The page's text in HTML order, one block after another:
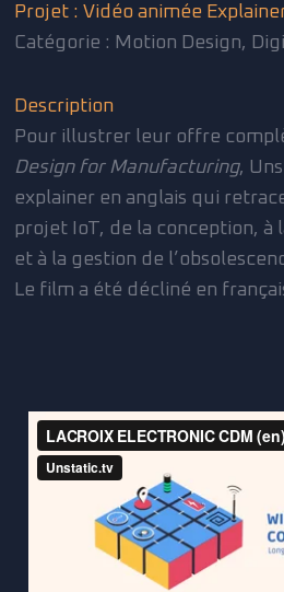
Projet : Vidéo animée
Catégorie : Motion Design,
Description
Pour illustrer leur offre
Design for Manufacturing,
explainer en anglais qui
projet IoT, de la conception, à
et à la gestion de
Le film a été décliné en